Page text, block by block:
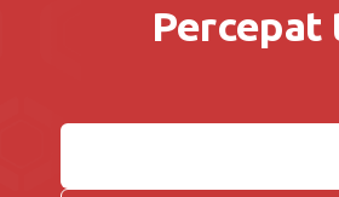
Percepat